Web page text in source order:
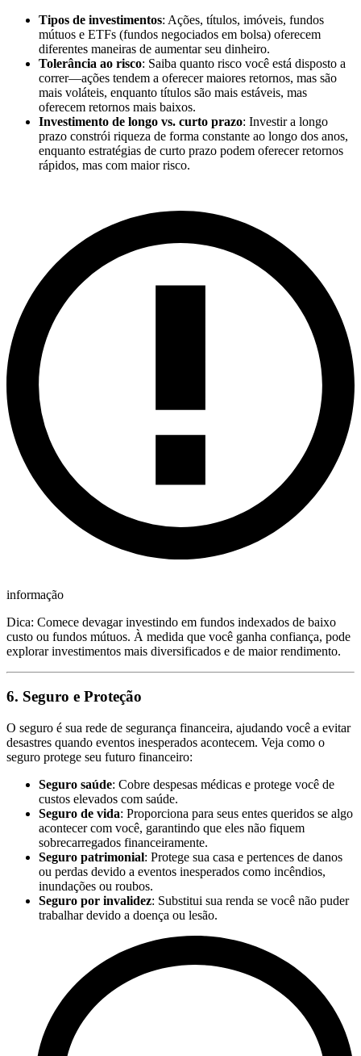
Tipos de investimentos: Ações, títulos, imóveis, fundos
mútuos e ETFs (fundos negociados em bolsa) oferecem
diferentes maneiras de aumentar seu dinheiro.
Tolerância ao risco: Saiba quanto risco você está disposto a
correr—ações tendem a oferecer maiores retornos, mas são
mais voláteis, enquanto títulos são mais estáveis, mas
oferecem retornos mais baixos.
Investimento de longo vs. curto prazo: Investir a longo
prazo constrói riqueza de forma constante ao longo dos anos,
enquanto estratégias de curto prazo podem oferecer retornos
rápidos, mas com maior risco.
informação
Dica: Comece devagar investindo em fundos indexados de baixo
custo ou fundos mútuos. À medida que você ganha confiança, pode
explorar investimentos mais diversificados e de maior rendimento.
6. Seguro e Proteção
O seguro é sua rede de segurança financeira, ajudando você a evitar
desastres quando eventos inesperados acontecem. Veja como o
seguro protege seu futuro financeiro:
Seguro saúde: Cobre despesas médicas e protege você de
custos elevados com saúde.
Seguro de vida: Proporciona para seus entes queridos se algo
acontecer com você, garantindo que eles não fiquem
sobrecarregados financeiramente.
Seguro patrimonial: Protege sua casa e pertences de danos
ou perdas devido a eventos inesperados como incêndios,
inundações ou roubos.
Seguro por invalidez: Substitui sua renda se você não puder
trabalhar devido a doença ou lesão.